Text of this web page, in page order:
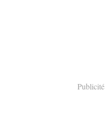
Publicité